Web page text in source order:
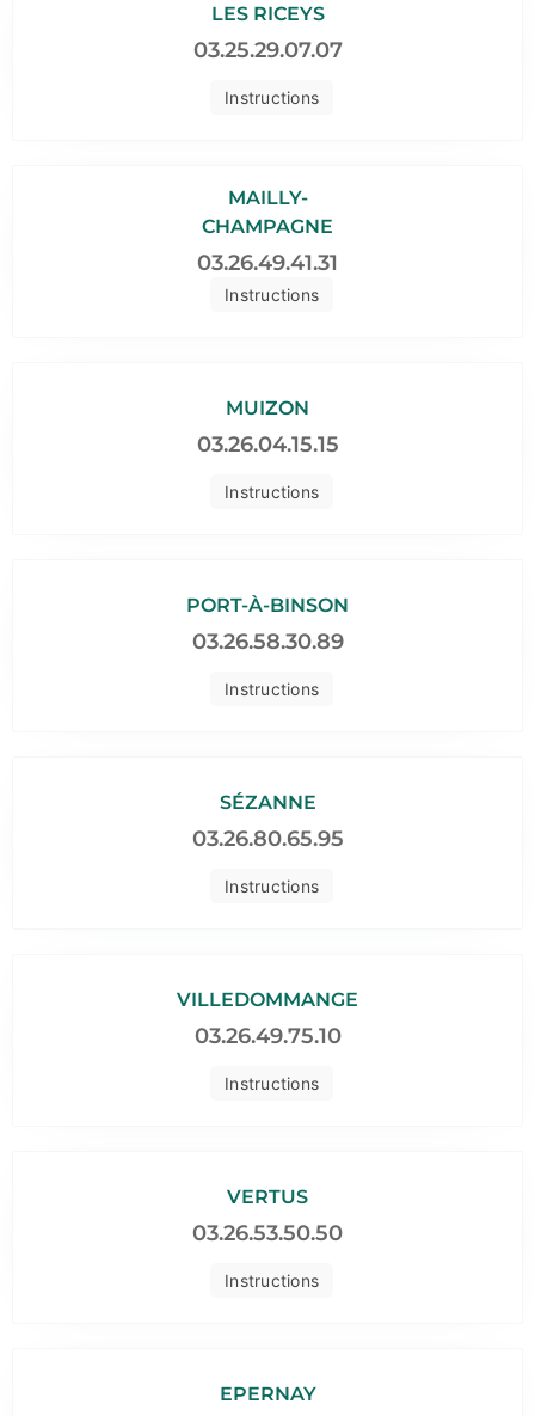
Instructions
LES RICEYS
03.25.29.07.07
Instructions
MAILLY-
CHAMPAGNE
03.26.49.41.31
Instructions
MUIZON
03.26.04.15.15
Instructions
PORT-À-BINSON
03.26.58.30.89
Instructions
SÉZANNE
03.26.80.65.95
Instructions
VILLEDOMMANGE
03.26.49.75.10
Instructions
VERTUS
03.26.53.50.50
EPERNAY